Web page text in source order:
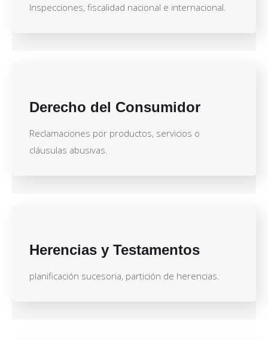
Inspecciones, fiscalidad nacional e internacional.
Derecho del Consumidor
Reclamaciones por productos, servicios o
cláusulas abusivas.
Herencias y Testamentos
planificación sucesoria, partición de herencias.